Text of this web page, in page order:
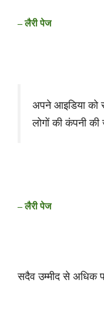
– लैरी पेज
अपने आइडिया को
लोगों की कंपनी
– लैरी पेज
सदैव उम्मीद से अधिक